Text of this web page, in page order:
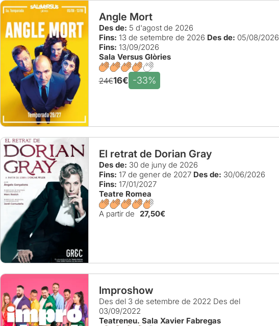
Angle Mort
Des de: 5 d'agost de 2026
Fins: 13 de setembre de 2026 Des de: 05/08/2026
Fins: 13/09/2026
Sala Versus Glòries
24€16€ -33%
El retrat de Dorian Gray
Des de: 30 de juny de 2026
Fins: 17 de gener de 2027 Des de: 30/06/2026
Fins: 17/01/2027
Teatre Romea
A partir de 27,50€
Improshow
Des del 3 de setembre de 2022 Des del
03/09/2022
Teatreneu. Sala Xavier Fabregas